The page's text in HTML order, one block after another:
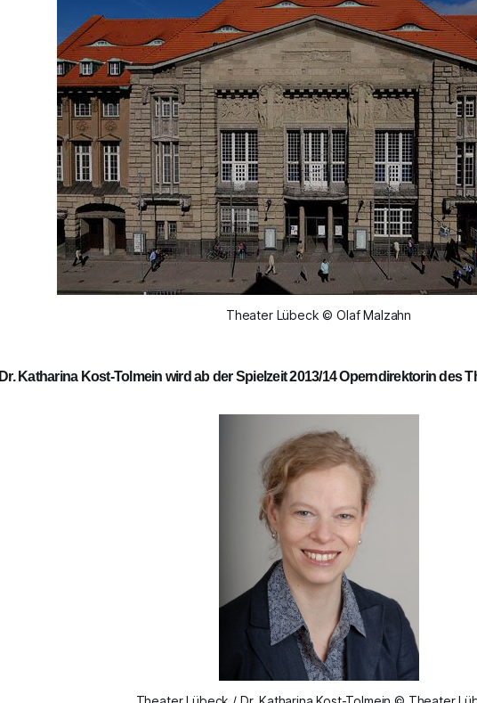
Theater Lübeck © Olaf Malzahn
Dr. Katharina Kost-Tolmein wird ab der Spielzeit 2013/14 Operndirektorin des